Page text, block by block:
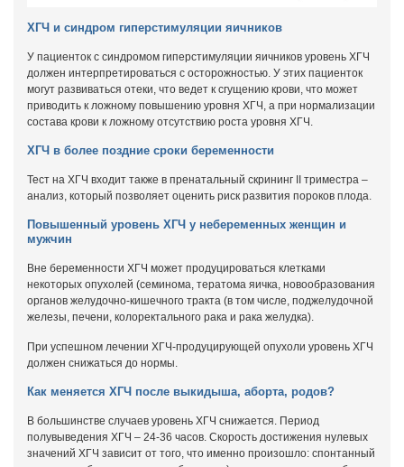
ХГЧ и синдром гиперстимуляции яичников
У пациенток с синдромом гиперстимуляции яичников уровень ХГЧ
должен интерпретироваться с осторожностью. У этих пациенток
могут развиваться отеки, что ведет к сгущению крови, что может
приводить к ложному повышению уровня ХГЧ, а при нормализации
состава крови к ложному отсутствию роста уровня ХГЧ.
ХГЧ в более поздние сроки беременности
Тест на ХГЧ входит также в пренатальный скрининг II триместра –
анализ, который позволяет оценить риск развития пороков плода.
Повышенный уровень ХГЧ у небеременных женщин и
мужчин
Вне беременности ХГЧ может продуцироваться клетками
некоторых опухолей (семинома, тератома яичка, новообразования
органов желудочно-кишечного тракта (в том числе, поджелудочной
железы, печени, колоректального рака и рака желудка).
При успешном лечении ХГЧ-продуцирующей опухоли уровень ХГЧ
должен снижаться до нормы.
Как меняется ХГЧ после выкидыша, аборта, родов?
В большинстве случаев уровень ХГЧ снижается. Период
полувыведения ХГЧ – 24-36 часов. Скорость достижения нулевых
значений ХГЧ зависит от того, что именно произошло: спонтанный